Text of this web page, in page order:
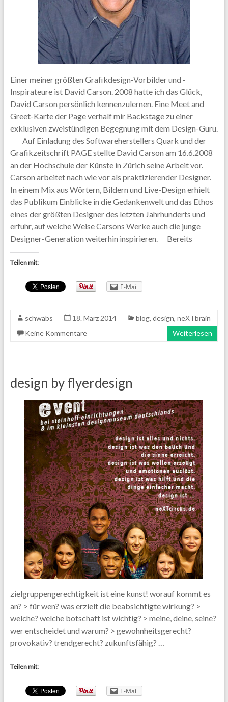
Einer meiner größten Grafikdesign-Vorbilder und -
Inspirateure ist David Carson. 2008 hatte ich das Glück,
David Carson persönlich kennenzulernen. Eine Meet and
Greet-Karte der Page verhalf mir Backstage zu einer
exklusiven zweistündigen Begegnung mit dem Design-Guru.
Auf Einladung des Softwareherstellers Quark und der
Grafikzeitschrift PAGE stellte David Carson am 16.6.2008
an der Hochschule der Künste in Zürich seine Arbeit vor.
Carson arbeitet nach wie vor als praktizierender Designer.
In einem Mix aus Wörtern, Bildern und Live-Design erhielt
das Publikum Einblicke in die Gedankenwelt und das Ethos
eines der größten Designer des letzten Jahrhunderts und
erfuhr, auf welche Weise Carsons Werke auch die junge
Designer-Generation weiterhin inspirieren. Bereits
Teilen mit:
E-Mail
schwabs 18. März 2014 blog, design, neXTbrain
Keine Kommentare
Weiterlesen
design by flyerdesign
zielgruppengerechtigkeit ist eine kunst! worauf kommt es
an? > für wen? was erzielt die beabsichtigte wirkung? >
welche? welche botschaft ist wichtig? > meine, deine, seine?
wer entscheidet und warum? > gewohnheitsgerecht?
provokativ? trendgerecht? zukunftsfähig? …
Teilen mit:
E-Mail